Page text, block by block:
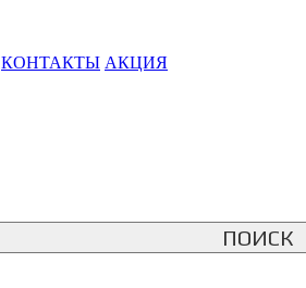
КОНТАКТЫ АКЦИЯ
ПОИСК